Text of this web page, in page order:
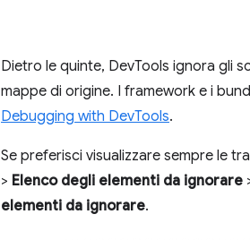
Dietro le quinte, DevTools ignora gli
mappe di origine. I framework e i
Debugging with DevTools.
Se preferisci visualizzare sempre le
> Elenco degli elementi da ignorare
elementi da ignorare.